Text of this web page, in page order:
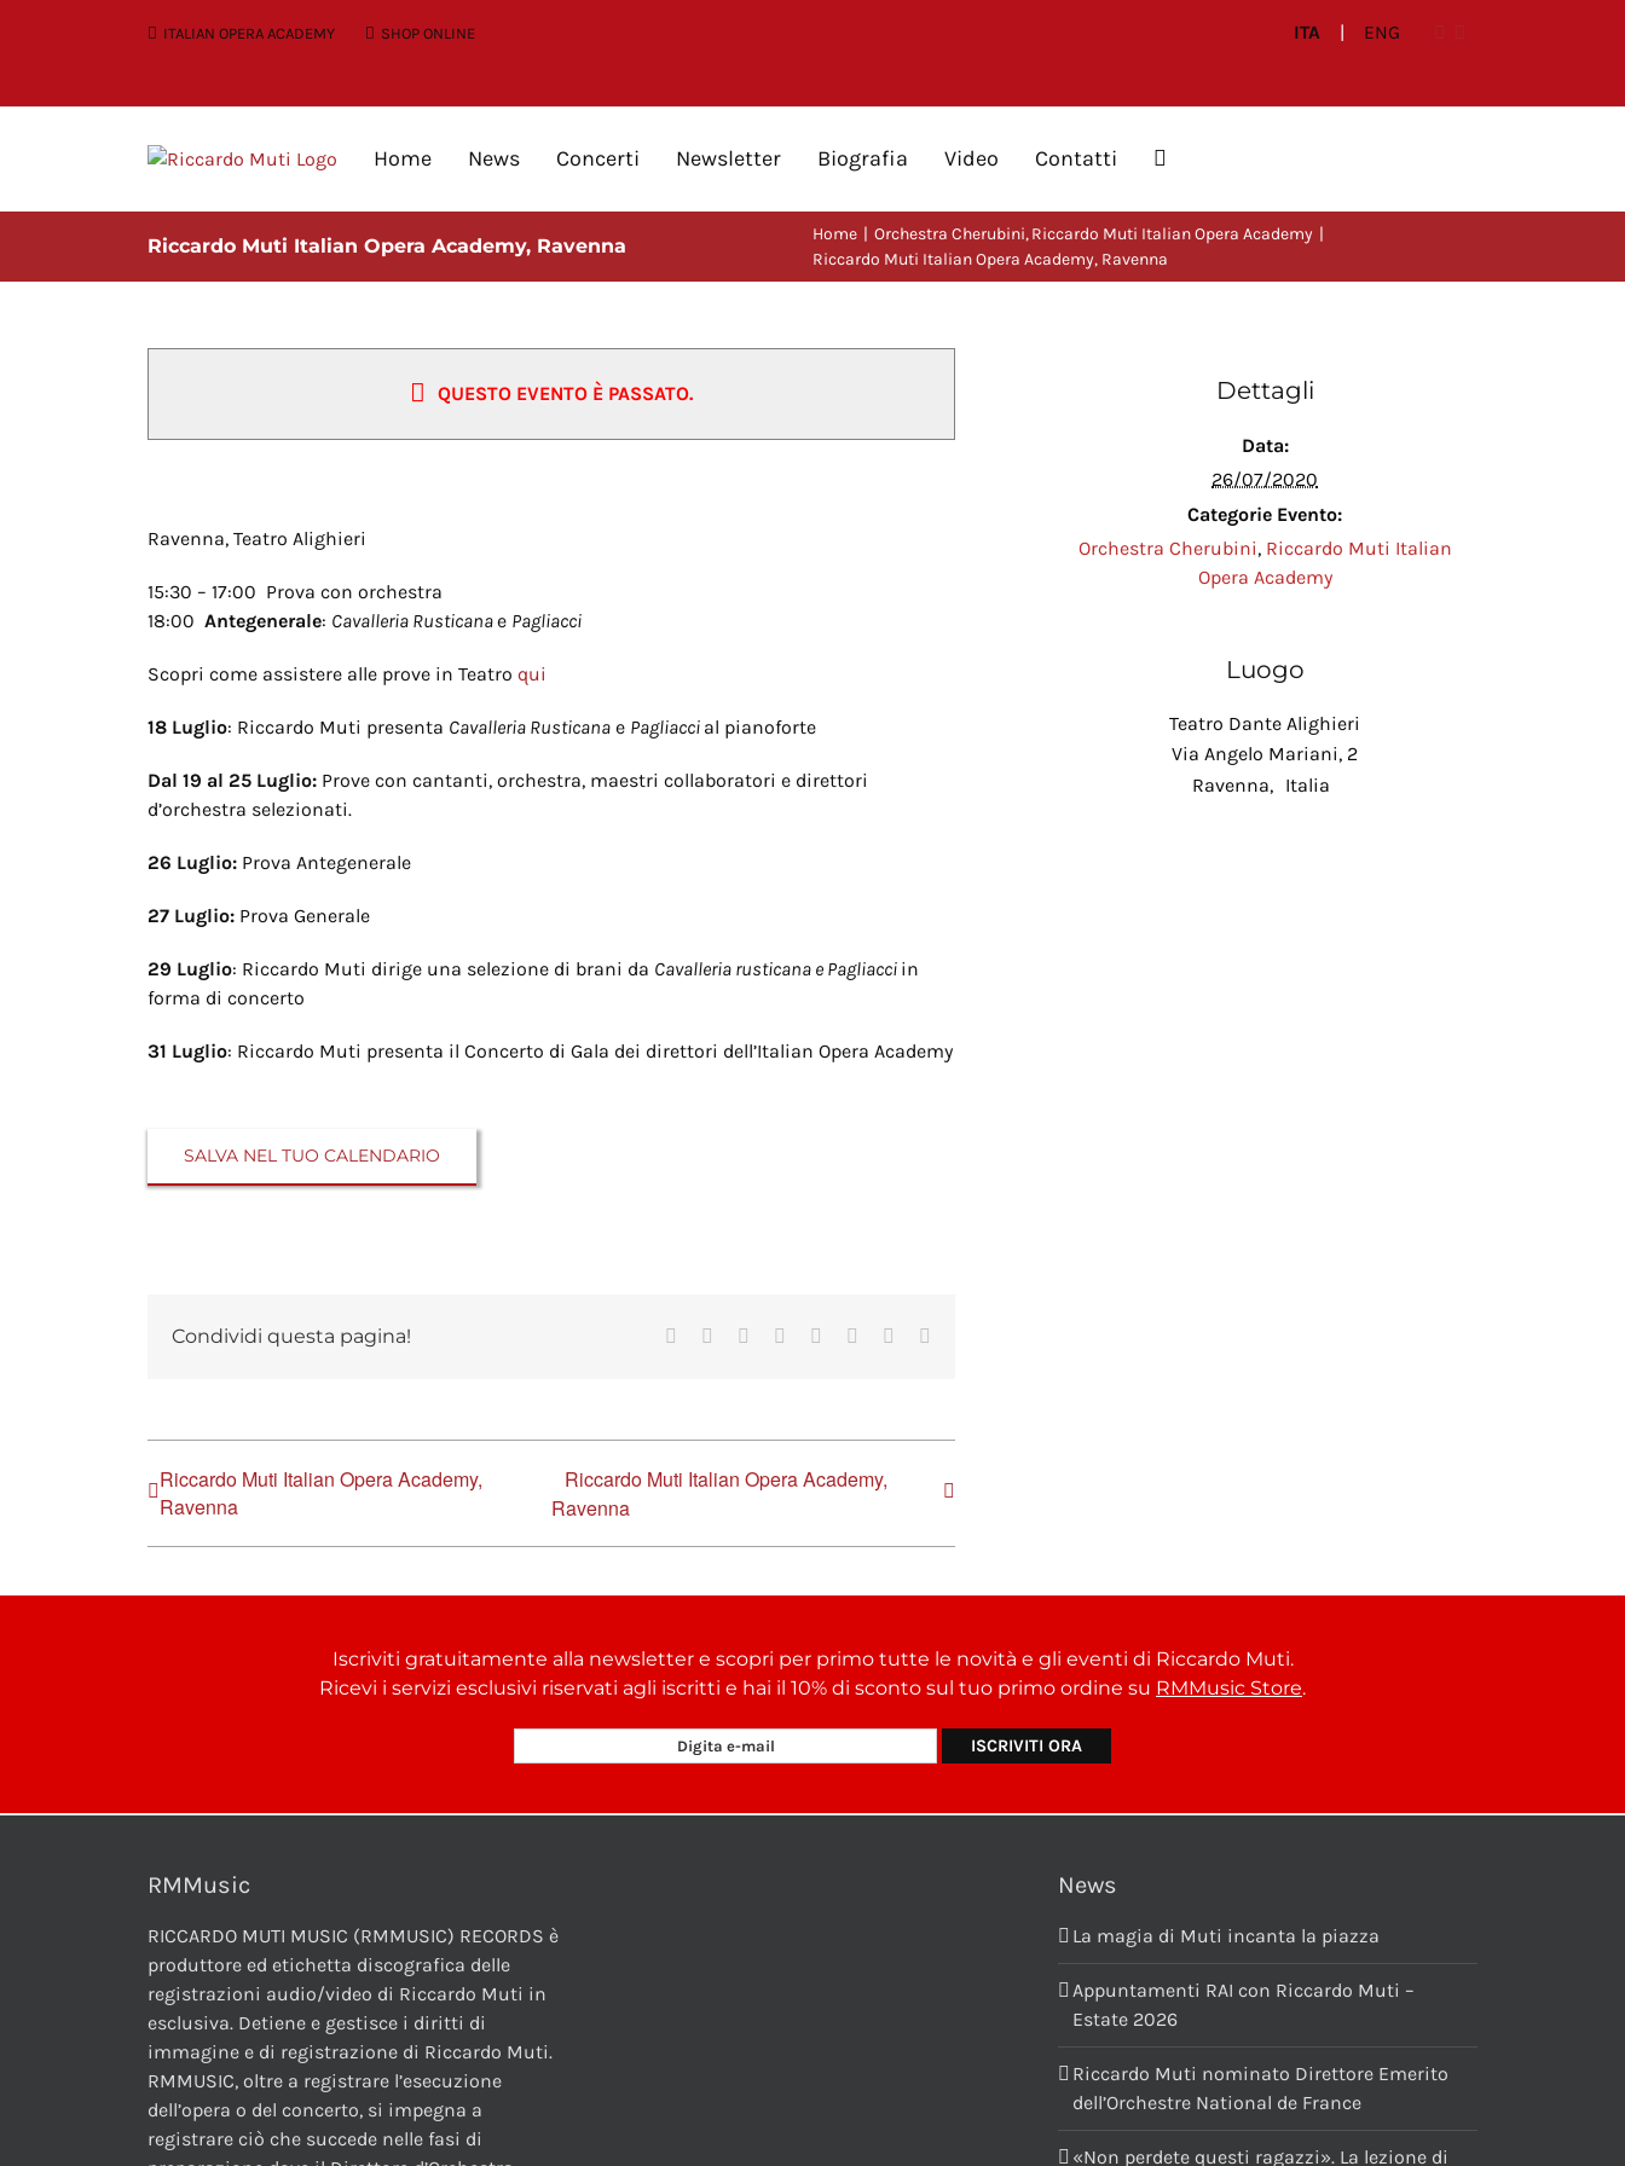
ITALIAN OPERA ACADEMY SHOP ONLINE ITA | ENG
Home News Concerti Newsletter Biografia Video Contatti
Riccardo Muti Italian Opera Academy, Ravenna
Home Orchestra Cherubini Riccardo Muti Italian Opera Academy
Riccardo Muti Italian Opera Academy, Ravenna
QUESTO EVENTO È PASSATO.
Ravenna, Teatro Alighieri
15:30 – 17:00 Prova con orchestra
18:00 Antegenerale: Cavalleria Rusticanae Pagliacci
Scopri come assistere alle prove in Teatro qui
18 Luglio: Riccardo Muti presenta Cavalleria Rusticana e Pagliacci al pianoforte
Dal 19 al 25 Luglio: Prove con cantanti, orchestra, maestri collaboratori e direttori
d’orchestra selezionati.
26 Luglio: Prova Antegenerale
27 Luglio: Prova Generale
29 Luglio: Riccardo Muti dirige una selezione di brani da Cavalleria rusticana e Pagliacci in
forma di concerto
31 Luglio: Riccardo Muti presenta il Concerto di Gala dei direttori dell’Italian Opera Academy
SALVA NEL TUO CALENDARIO
Condividi questa pagina! Facebook Reddit LinkedIn
TumblrPinterest
Riccardo Muti Italian Opera Academy,
Ravenna
Riccardo Muti Italian Opera Academy,
Ravenna
Dettagli
Data:
26/07/2020
Categorie Evento:
Orchestra Cherubini, Riccardo Muti Italian
Opera Academy
Luogo
Teatro Dante Alighieri
Via Angelo Mariani, 2
Ravenna, Italia
Iscriviti gratuitamente alla newsletter e scopri per primo tutte le novità e gli eventi di Riccardo Muti.
Ricevi i servizi esclusivi riservati agli iscritti e hai il 10% di sconto sul tuo primo ordine su RMMusic Store.
RMMusic
RICCARDO MUTI MUSIC (RMMUSIC) RECORDS è
produttore ed etichetta discografica delle
registrazioni audio/video di Riccardo Muti in
esclusiva. Detiene e gestisce i diritti di
immagine e di registrazione di Riccardo Muti.
RMMUSIC, oltre a registrare l’esecuzione
dell’opera o del concerto, si impegna a
registrare ciò che succede nelle fasi di
News
La magia di Muti incanta la piazza
Appuntamenti RAI con Riccardo Muti –
Estate 2026
Riccardo Muti nominato Direttore Emerito
dell’Orchestre National de France
«Non perdete questi ragazzi». La lezione di